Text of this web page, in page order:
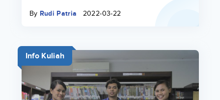
By Rudi Patria 2022-03-22
Info Kuliah